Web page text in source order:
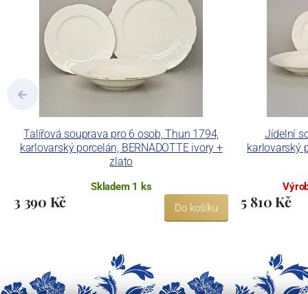
Concordia Lesov používá ochrannou
Talířová souprava pro 6 osob, Thun 1794,
karlovarský porcelán, BERNADOTTE ivory +
zlato
Skladem 1 ks
3 390 Kč Do košíku
Jídelní
karlovarský
5 810 Kč